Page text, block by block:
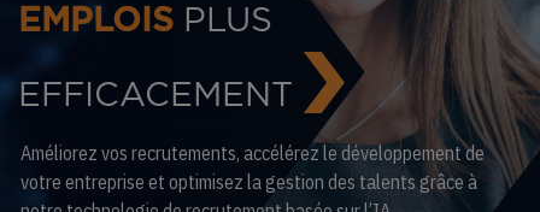
EMPLOIS PLUS
EFFICACEMENT
Améliorez vos recrutements, accélérez le développement de
votre entreprise et optimisez la gestion des talents grâce à